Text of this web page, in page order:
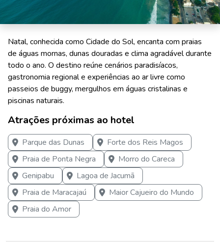
Natal, conhecida como Cidade do Sol, encanta com praias
de águas mornas, dunas douradas e clima agradável durante
todo o ano. O destino reúne cenários paradisíacos,
gastronomia regional e experiências ao ar livre como
passeios de buggy, mergulhos em águas cristalinas e
piscinas naturais.
Atrações próximas ao hotel
Parque das Dunas
Forte dos Reis Magos
Praia de Ponta Negra
Morro do Careca
Genipabu
Lagoa de Jacumã
Praia de Maracajaú
Maior Cajueiro do Mundo
Praia do Amor